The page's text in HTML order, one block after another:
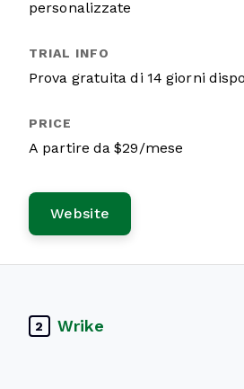
personalizzate
Prova gratuita di 14 giorni
A partire da $29/mese
Website
2 Wrike